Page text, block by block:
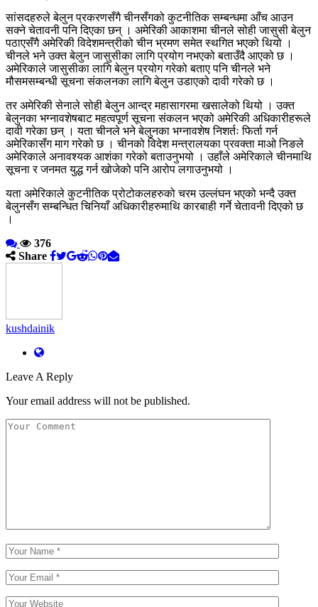
सांसदहरुले बेलुन प्रकरणसँगै चीनसँगको कुटनीतिक सम्बन्धमा आँच आउन
सक्ने चेतावनी पनि दिएका छन् । अमेरिकी आकाशमा चीनले सोही जासुसी बेलुन
पठाएसँगै अमेरिकी विदेशमन्त्रीको चीन भ्रमण समेत स्थगित भएको थियो ।
चीनले भने उक्त बेलुन जासुसीका लागि प्रयोग नभएको बताउँदै आएको छ ।
अमेरिकाले जासुसीका लागि बेलुन प्रयोग गरेको बताए पनि चीनले भने
मौसमसम्बन्धी सूचना संकलनका लागि बेलुन उडाएको दावी गरेको छ ।
तर अमेरिकी सेनाले सोही बेलुन आन्द्र महासागरमा खसालेको थियो । उक्त
बेलुनका भग्नावशेषबाट महत्वपूर्ण सूचना संकलन भएको अमेरिकी अधिकारीहरूले
दावी गरेका छन् । यता चीनले भने बेलुनका भग्नावशेष निशर्तः फिर्ता गर्न
अमेरिकासँग माग गरेको छ । चीनको विदेश मन्त्रालयका प्रवक्ता माओ निङले
अमेरिकाले अनावश्यक आशंका गरेको बताउनुभयो । उहाँले अमेरिकाले चीनमाथि
सूचना र जनमत युद्ध गर्न खोजेको पनि आरोप लगाउनुभयो ।
यता अमेरिकाले कुटनीतिक प्रोटोकलहरुको चरम उल्लंघन भएको भन्दै उक्त
बेलुनसँग सम्बन्धित चिनियाँ अधिकारीहरुमाथि कारबाही गर्ने चेतावनी दिएको छ
।
376
Share
kushdainik
Leave A Reply
Your email address will not be published.